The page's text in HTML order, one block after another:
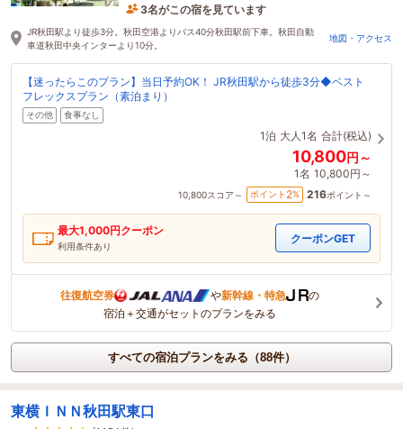
3名がこの宿を見ています
32分前に予約されました
JR秋田駅より徒歩3分。秋田空港よりバス40分秋田駅前下車。秋田自動
車道秋田中央インターより10分。
地図・アクセス
【迷ったらこのプラン】当日予約OK！ JR秋田駅から徒歩3分◆ベスト
フレックスプラン（素泊まり）
その他 食事なし
1泊 大人1名 合計(税込)
10,800円～
1名 10,800円～
10,800スコア～ ポイント 2% 216ポイント～
最大1,000円クーポン
利用条件あり
クーポンGET
往復航空券 や新幹線・特急
の
宿泊＋交通がセットのプランをみる
すべての宿泊プランをみる（88件）
東横ＩＮＮ秋田駅東口